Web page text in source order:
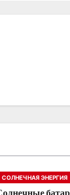
СОЛНЕЧНАЯ ЭНЕРГИЯ